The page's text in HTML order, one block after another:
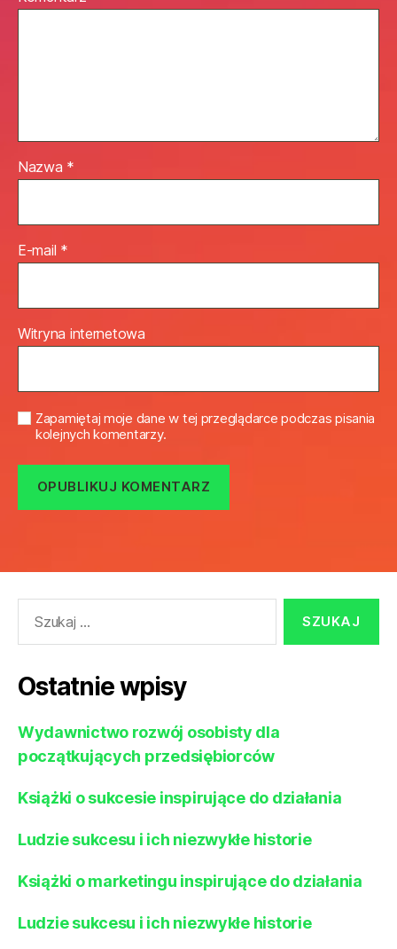
Nazwa *
E-mail *
Witryna internetowa
Zapamiętaj moje dane w tej przeglądarce podczas pisania
kolejnych komentarzy.
Ostatnie wpisy
Wydawnictwo rozwój osobisty dla
początkujących przedsiębiorców
Książki o sukcesie inspirujące do działania
Ludzie sukcesu i ich niezwykłe historie
Książki o marketingu inspirujące do działania
Ludzie sukcesu i ich niezwykłe historie